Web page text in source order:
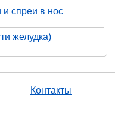
спреи в нос
желудка)
Контакты